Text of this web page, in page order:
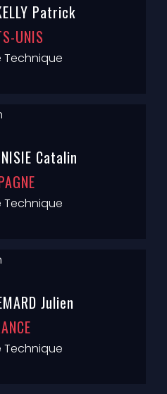
Patrick
UNIS
Technique
Catalin
Technique
Julien
Technique